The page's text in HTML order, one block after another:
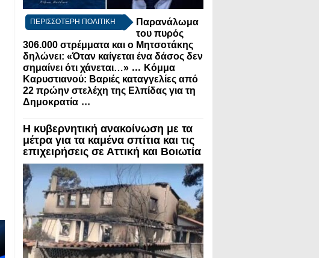
ΠΕΡΙΣΣΟΤΕΡΗ ΠΟΛΙΤΙΚΗ
Παρανάλωμα
του πυρός
306.000 στρέμματα και ο Μητσοτάκης
δηλώνει: «Όταν καίγεται ένα δάσος δεν
σημαίνει ότι χάνεται…» ... Κόμμα
Καρυστιανού: Βαριές καταγγελίες από
22 πρώην στελέχη της Ελπίδας για τη
Δημοκρατία ...
Η κυβερνητική ανακοίνωση με τα
μέτρα για τα καμένα σπίτια και τις
επιχειρήσεις σε Αττική και Βοιωτία